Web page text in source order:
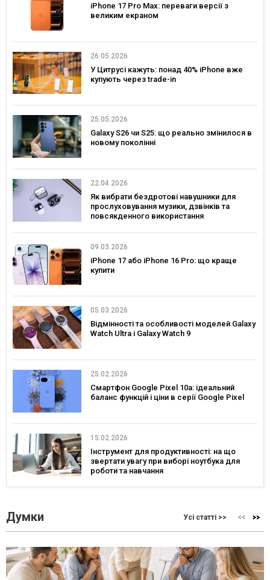
iPhone 17 Pro Max: переваги версії з
великим екраном
26.05.2026
У Цитрусі кажуть: понад 40% iPhone вже
купують через trade-in
25.05.2026
Galaxy S26 чи S25: що реально змінилося в
новому поколінні
22.04.2026
Як вибрати бездротові навушники для
прослуховування музики, дзвінків та
повсякденного використання
09.03.2026
iPhone 17 або iPhone 16 Pro: що краще
купити
05.03.2026
Відмінності та особливості моделей Galaxy
Watch Ultra і Galaxy Watch 9
25.02.2026
Смартфон Google Pixel 10a: ідеальний
баланс функцій і ціни в серії Google Pixel
15.02.2026
Інструмент для продуктивності: на що
звертати увагу при виборі ноутбука для
роботи та навчання
Думки Усі статті >>